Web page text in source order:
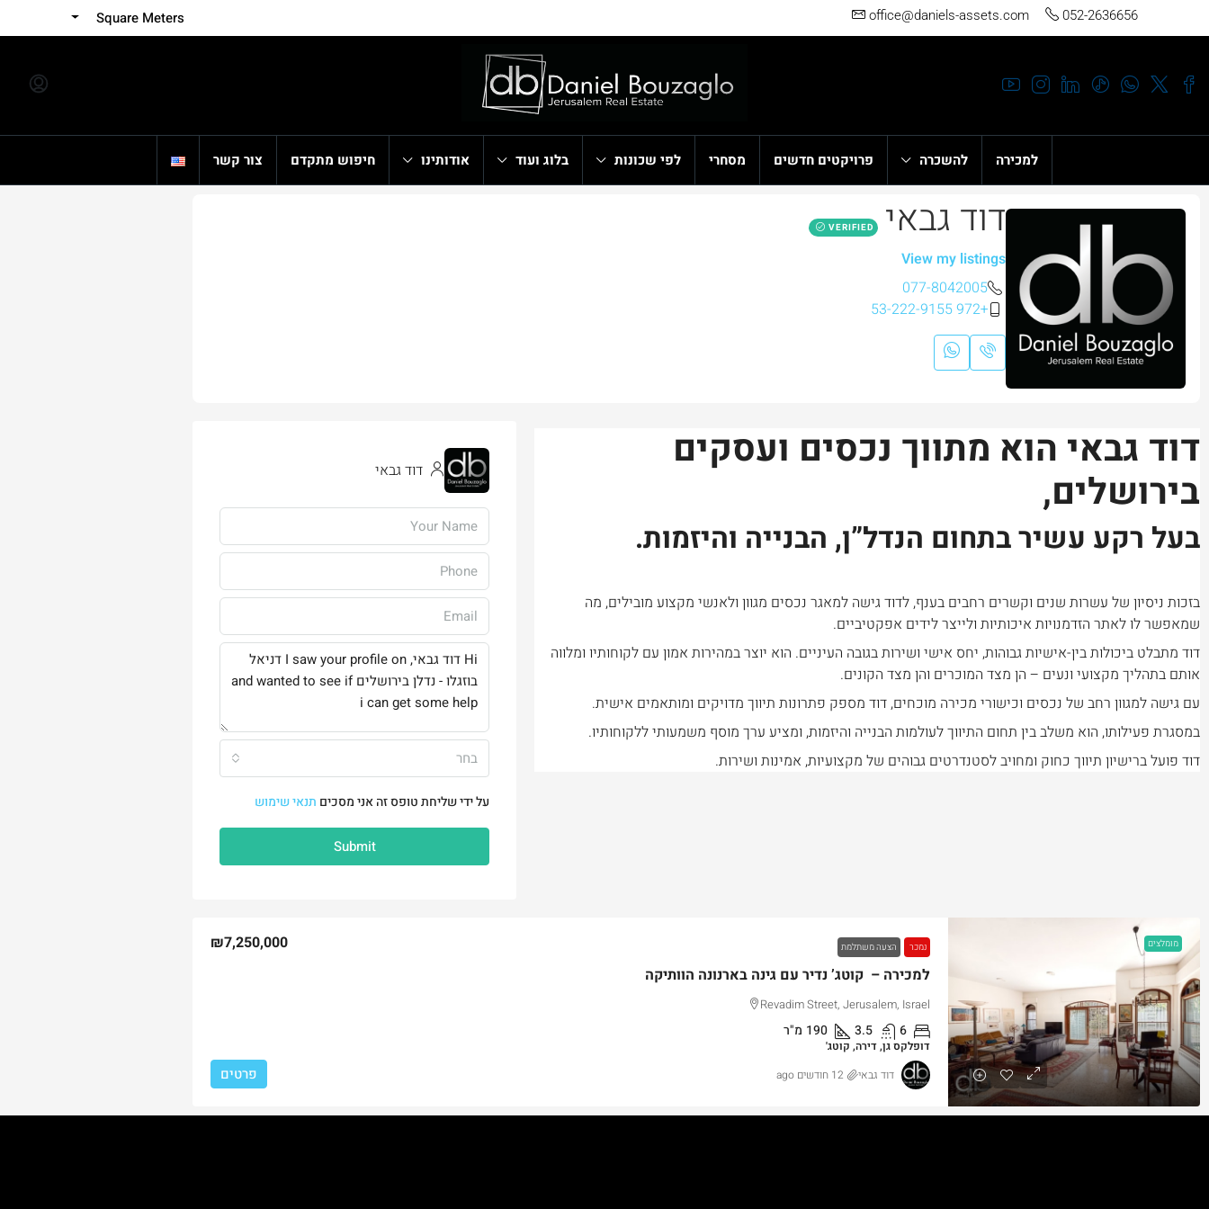
052-2636656
office@daniels-assets.com
Square Meters
למכירה להשכרה פרויקטים חדשים מסחרי לפי שכונות בלוג ועוד אודותינו חיפוש מתקדם צור קשר
דוד גבאי VERIFIED
View my listings
077-8042005
+972 53-222-9155
דוד גבאי הוא מתווך נכסים ועסקים
בירושלים,
בעל רקע עשיר בתחום הנדל”ן, הבנייה והיזמות.
בזכות ניסיון של עשרות שנים וקשרים רחבים בענף, לדוד גישה למאגר נכסים מגוון ולאנשי מקצוע מובילים, מה
שמאפשר לו לאתר הזדמנויות איכותיות ולייצר לידים אפקטיביים.
דוד מתבלט ביכולות בין-אישיות גבוהות, יחס אישי ושירות בגובה העיניים. הוא יוצר במהירות אמון עם לקוחותיו ומלווה
אותם בתהליך מקצועי ונעים – הן מצד המוכרים והן מצד הקונים.
עם גישה למגוון רחב של נכסים וכישורי מכירה מוכחים, דוד מספק פתרונות תיווך מדויקים ומותאמים אישית.
במסגרת פעילותו, הוא משלב בין תחום התיווך לעולמות הבנייה והיזמות, ומציע ערך מוסף משמעותי ללקוחותיו.
דוד פועל ברישיון תיווך כחוק ומחויב לסטנדרטים גבוהים של מקצועיות, אמינות ושירות.
דוד גבאי
בחר
על ידי שליחת טופס זה אני מסכים תנאי שימוש
Submit
מומלצים נמכר הצעה משתלמת
למכירה – קוטג’ נדיר עם גינה בארנונה הוותיקה
₪7,250,000
Revadim Street, Jerusalem, Israel
6
3.5
190 מ"ר
דופלקס גן, דירה, קוטג'
פרטים דוד גבאי 12 חודשים ago